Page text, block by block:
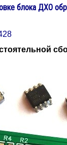
блока ДХО